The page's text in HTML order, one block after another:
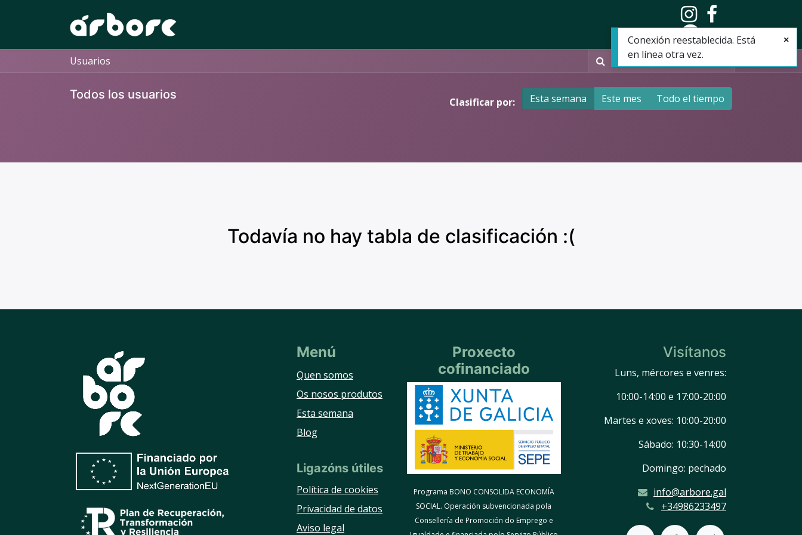
Contacto promocions
Usuarios
Todos los usuarios
Clasificar por: Esta semana Este mes Todo el tiempo
Todavía no hay tabla de clasificación :(
Visítanos
Luns, mércores e venres:
10:00-14:00 e 17:00-20:00
Martes e xoves: 10:00-20:00
Sábado: 10:30-14:00
Domingo: pechado
info@arbore.gal
+34986233497
Proxecto
cofinanciado
Programa BONO CONSOLIDA ECONOMÍA
SOCIAL. Operación subvencionada pola
Consellería de Promoción do Emprego e
Menú
Quen somos
Os nosos produtos
Esta semana
Blog
Ligazóns útiles
Política de cookies
Privacidad de datos
Aviso legal
Conexión reestablecida. Está
en línea otra vez.